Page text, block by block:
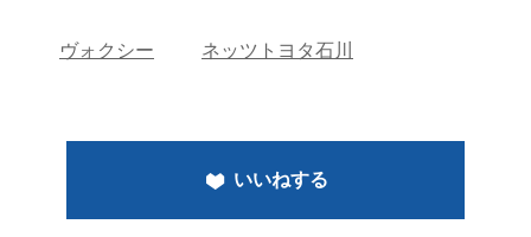
ヴォクシー ネッツトヨタ石川
いいねする